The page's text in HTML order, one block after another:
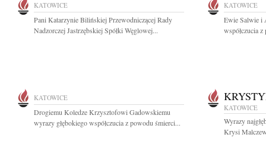
KATOWICE
Pani Katarzynie Bilińskiej Przewodniczącej Rady
Nadzorczej Jastrzębskiej Spółki Węglowej...
KATOWICE
Ewie Salwie i
współczucia
KATOWICE
Drogiemu Koledze Krzysztofowi Gadowskiemu
wyrazy głębokiego współczucia z powodu śmierci...
KATOWICE
Wyrazy
Krysi